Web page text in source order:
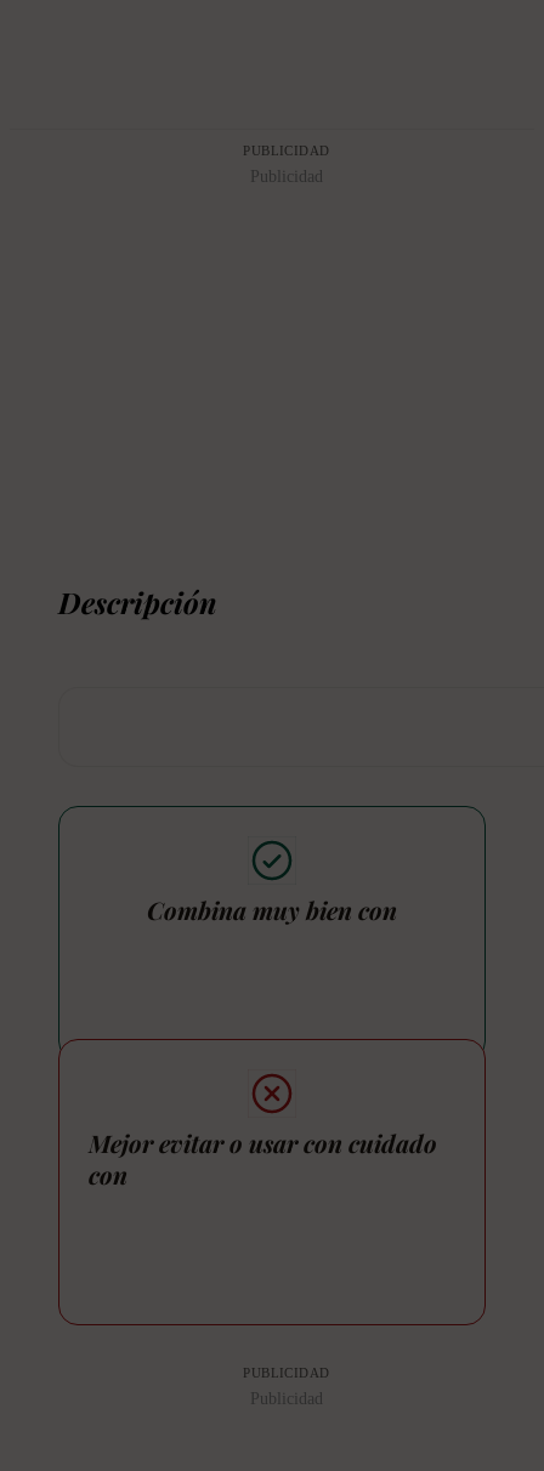
PUBLICIDAD
Publicidad
Descripción
Combina muy bien con
Mejor evitar o usar con cuidado
con
PUBLICIDAD
Publicidad